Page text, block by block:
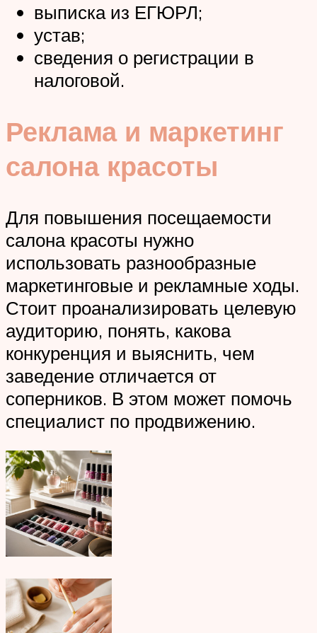
выписка из ЕГЮРЛ;
устав;
сведения о регистрации в
налоговой.
Реклама и маркетинг
салона красоты
Для повышения посещаемости
салона красоты нужно
использовать разнообразные
маркетинговые и рекламные ходы.
Стоит проанализировать целевую
аудиторию, понять, какова
конкуренция и выяснить, чем
заведение отличается от
соперников. В этом может помочь
специалист по продвижению.